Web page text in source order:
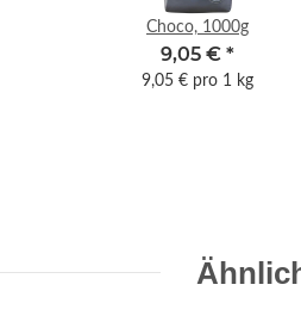
Choco, 1000g
9,05 € *
9,05 € pro 1 kg